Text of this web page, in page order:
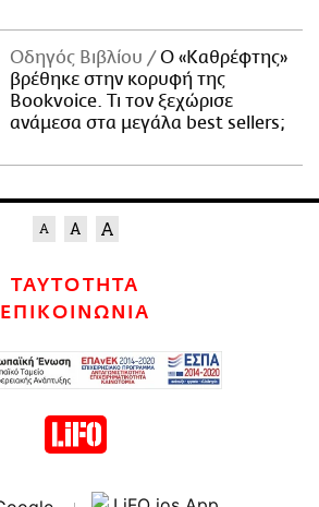
Οδηγός Βιβλίου
Ο «Καθρέφτης»
βρέθηκε στην κορυφή της
Bookvoice. Τι τον ξεχώρισε
ανάμεσα στα μεγάλα best sellers;
ΤΑΥΤΟΤΗΤΑ
ΕΠΙΚΟΙΝΩΝΙΑ